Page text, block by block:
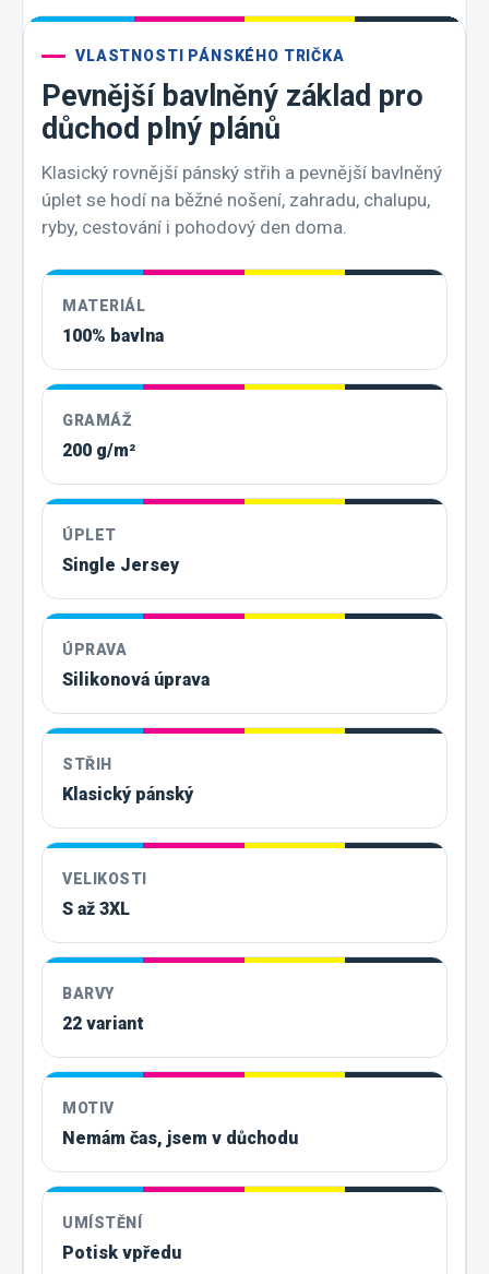
VLASTNOSTI PÁNSKÉHO TRIČKA
Pevnější bavlněný základ pro
důchod plný plánů
Klasický rovnější pánský střih a pevnější bavlněný
úplet se hodí na běžné nošení, zahradu, chalupu,
ryby, cestování i pohodový den doma.
MATERIÁL
100% bavlna
GRAMÁŽ
200 g/m²
ÚPLET
Single Jersey
ÚPRAVA
Silikonová úprava
STŘIH
Klasický pánský
VELIKOSTI
S až 3XL
BARVY
22 variant
MOTIV
Nemám čas, jsem v důchodu
UMÍSTĚNÍ
Potisk vpředu